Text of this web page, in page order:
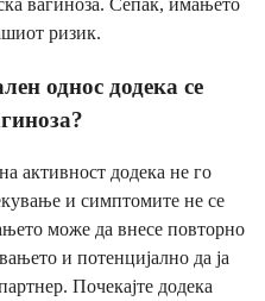
вагиноза. Сепак, имањето
ризик.
однос додека се
активност додека не го
и симптомите не се
може да внесе повторно
и потенцијално да ја
Почекајте додека